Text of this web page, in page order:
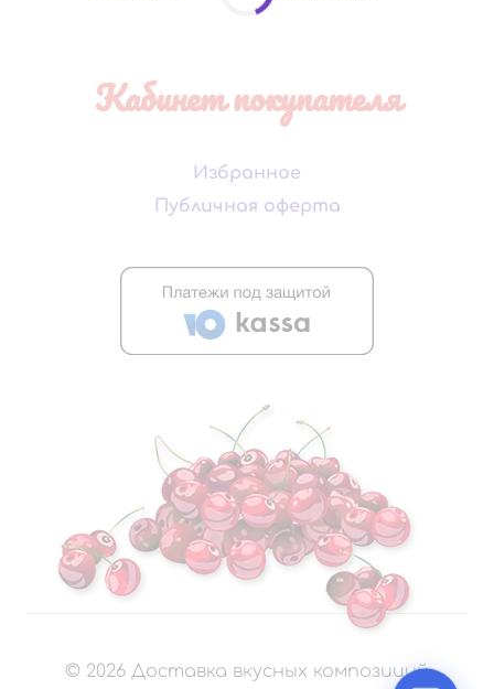
Кабинет покупателя
Избранное
Публичная оферта
© 2026 Доставка вкусных композиций